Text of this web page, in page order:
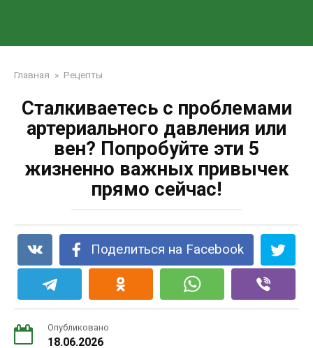
Главная » Рецепты
Сталкиваетесь с проблемами
артериального давления или
вен? Попробуйте эти 5
жизненно важных привычек
прямо сейчас!
Поделиться на Facebook
Опубликовано
18.06.2026